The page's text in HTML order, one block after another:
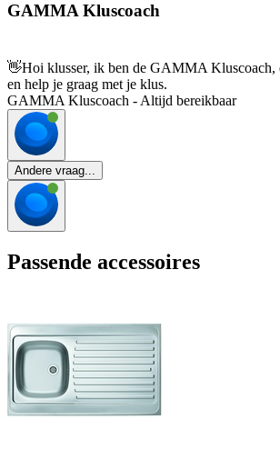
GAMMA Kluscoach
👋Hoi klusser, ik ben de GAMMA Kluscoach,
en help je graag met je klus.
GAMMA Kluscoach - Altijd bereikbaar
Andere vraag...
Passende accessoires